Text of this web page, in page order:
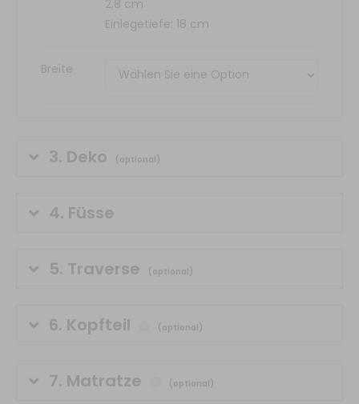
2,8 cm
Einlegetiefe: 18 cm
Breite
3. Deko (optional)
4. Füsse
5. Traverse (optional)
6. Kopfteil (optional)
7. Matratze (optional)